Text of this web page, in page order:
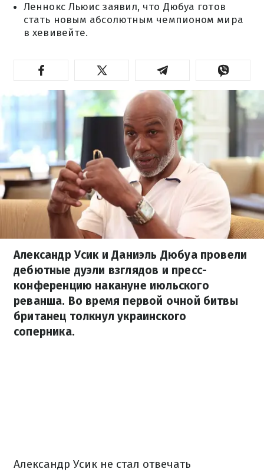
Леннокс Льюис заявил, что Дюбуа готов
стать новым абсолютным чемпионом мира
в хевивейте.
Александр Усик и Даниэль Дюбуа провели
дебютные дуэли взглядов и пресс-
конференцию накануне июльского
реванша. Во время первой очной битвы
британец толкнул украинского
соперника.
Александр Усик не стал отвечать